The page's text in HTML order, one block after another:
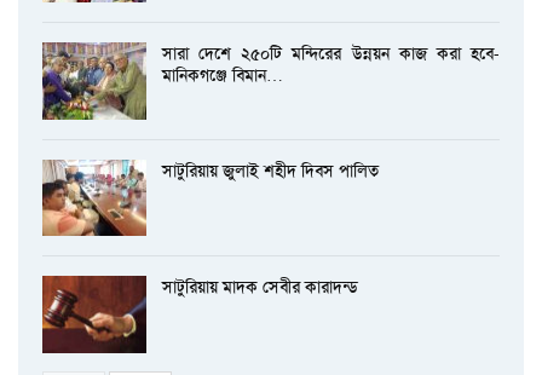
সারা দেশে ২৫০টি মন্দিরের উন্নয়ন কাজ করা হবে-
মানিকগঞ্জে বিমান…
সাটুরিয়ায় জুলাই শহীদ দিবস পালিত
সাটুরিয়ায় মাদক সেবীর কারাদন্ড